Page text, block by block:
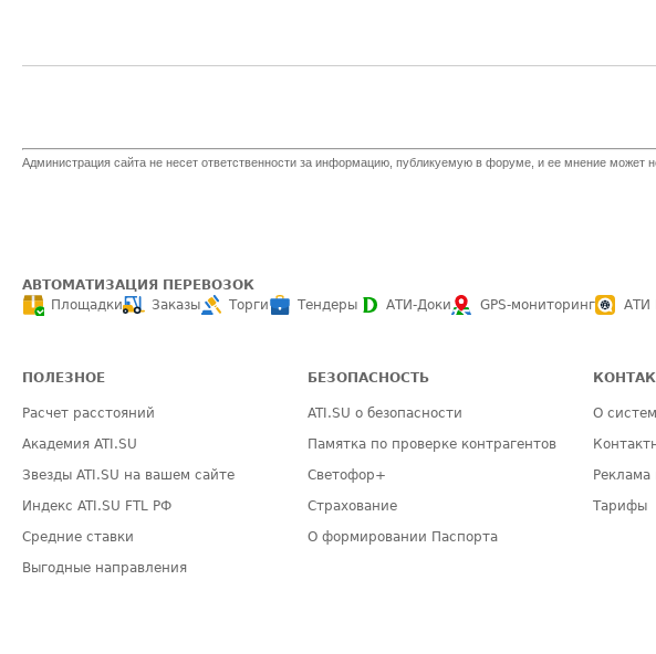
Администрация сайта не несет ответственности за информацию, публикуемую в форуме, и ее мнение может
АВТОМАТИЗАЦИЯ ПЕРЕВОЗОК
Площадки
Заказы Торги Тендеры АТИ-Доки GPS-мониторинг АТИ
ПОЛЕЗНОЕ
Расчет расстояний
Академия ATI.SU
Звезды ATI.SU на вашем сайте
Индекс ATI.SU FTL РФ
Средние ставки
Выгодные направления
БЕЗОПАСНОСТЬ
ATI.SU о безопасности
Памятка по проверке контрагентов
Светофор+
Страхование
О формировании Паспорта
О
Реклама
Тарифы